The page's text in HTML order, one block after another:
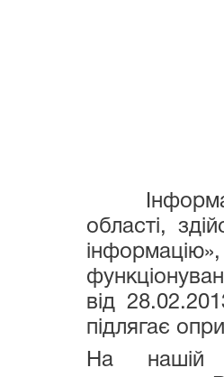
області,
від
підлягає
На нашій